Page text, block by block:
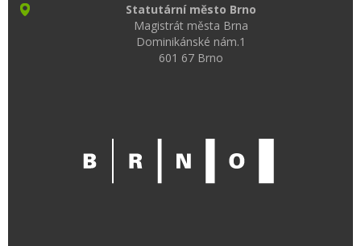
Statutární město Brno
Magistrát města Brna
Dominikánské nám.1
601 67 Brno